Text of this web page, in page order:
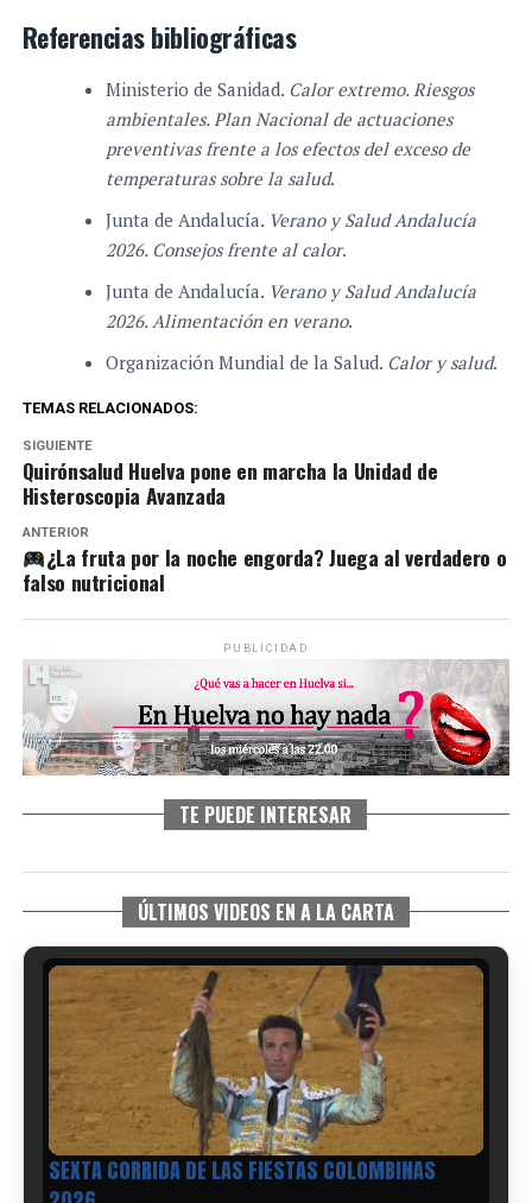
Referencias bibliográficas
Ministerio de Sanidad. Calor extremo. Riesgos
ambientales. Plan Nacional de actuaciones
preventivas frente a los efectos del exceso de
temperaturas sobre la salud.
Junta de Andalucía. Verano y Salud Andalucía
2026. Consejos frente al calor.
Junta de Andalucía. Verano y Salud Andalucía
2026. Alimentación en verano.
Organización Mundial de la Salud. Calor y salud.
TEMAS RELACIONADOS:
SIGUIENTE
Quirónsalud Huelva pone en marcha la Unidad de
Histeroscopia Avanzada
ANTERIOR
¿La fruta por la noche engorda? Juega al verdadero o
falso nutricional
PUBLICIDAD
TE PUEDE INTERESAR
ÚLTIMOS VIDEOS EN A LA CARTA
6º DÍA DE LAS FIESTAS COLOMBINAS 2026
hace 4 días